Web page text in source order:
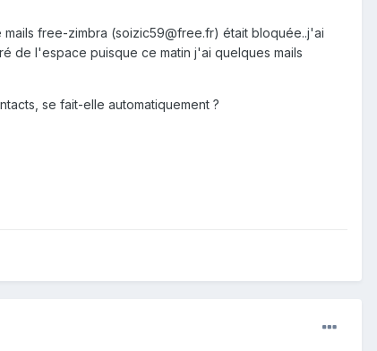
free-zimbra (soizic59@free.fr) était bloquée..j'ai
de l'espace puisque ce matin j'ai quelques mails
se fait-elle automatiquement ?